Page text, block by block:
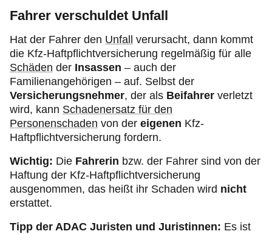
Fahrer verschuldet Unfall
Hat der Fahrer den Unfall
verursacht, dann kommt
die Kfz-Haftpflichtversicherung regelmäßig für alle
Schäden der Insassen – auch der
Familienangehörigen – auf. Selbst der
Versicherungsnehmer, der als Beifahrer verletzt
wird, kann Schadenersatz für den
Personenschaden von der eigenen Kfz-
Haftpflichtversicherung fordern.
Wichtig: Die Fahrerin bzw. der Fahrer sind von der
Haftung der Kfz-Haftpflichtversicherung
ausgenommen, das heißt ihr Schaden wird nicht
erstattet.
Tipp der ADAC Juristen und Juristinnen: Es ist